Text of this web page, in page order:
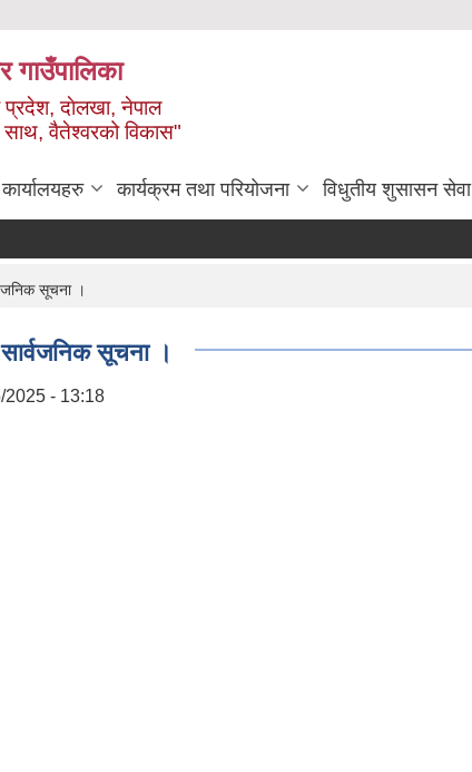
गाउँपालिका
प्रदेश, दाेलखा, नेपाल
वैतेश्वरको विकास"
कार्यक्रम तथा परियोजना विधुतीय शुसासन सेवा
सूचना ।
सूचना ।
2025 - 13:18